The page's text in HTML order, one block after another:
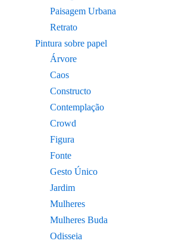
Paisagem Urbana
Retrato
Pintura sobre papel
Árvore
Caos
Constructo
Contemplação
Crowd
Figura
Fonte
Gesto Único
Jardim
Mulheres
Mulheres Buda
Odisseia